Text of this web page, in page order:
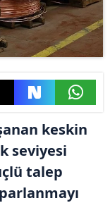
keskin
seviyesi
talep